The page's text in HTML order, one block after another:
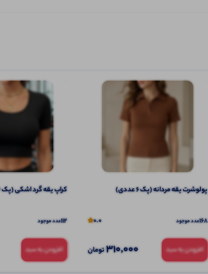
پولوشرت یقه مردانه (پک 6 عددی)
168عدد موجود 0.0
افزودن به سبد 310,000تومان
کراپ یقه گرد اشکی (پک 4 عددی)
112عدد موجود
افزودن به سبد